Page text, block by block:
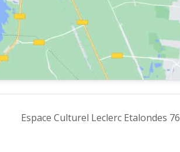
Espace Culturel Leclerc Etalondes 76